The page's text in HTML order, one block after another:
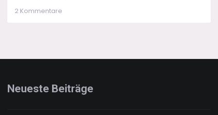
2 Kommentare
Wars…
Neueste Beiträge